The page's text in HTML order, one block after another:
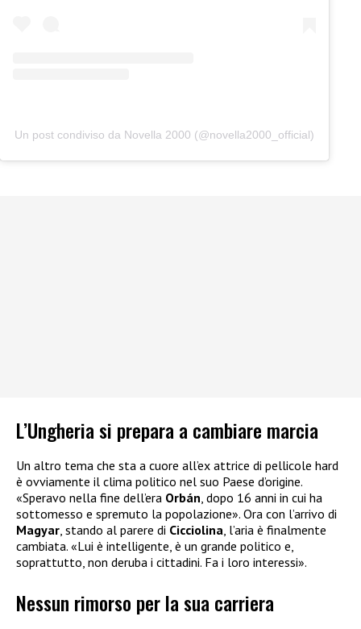
Un post condiviso da Novella 2000 (@novella2000_official)
L’Ungheria si prepara a cambiare marcia
Un altro tema che sta a cuore all’ex attrice di pellicole hard
è ovviamente il clima politico nel suo Paese d’origine.
«Speravo nella fine dell’era Orbán, dopo 16 anni in cui ha
sottomesso e spremuto la popolazione». Ora con l’arrivo di
Magyar, stando al parere di Cicciolina, l’aria è finalmente
cambiata. «Lui è intelligente, è un grande politico e,
soprattutto, non deruba i cittadini. Fa i loro interessi».
Nessun rimorso per la sua carriera